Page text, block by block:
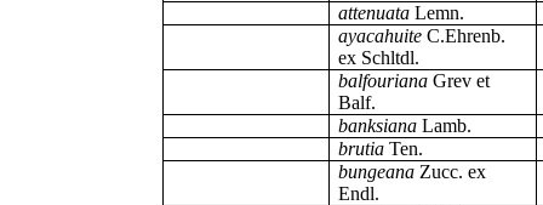
attenuataLemn.
ayacahuiteC.Ehrenb.
ex Schltdl.
balfourianaGrev et
Balf.
banksianaLamb.
brutia Ten.
bungeanaZucc. ex
Endl.